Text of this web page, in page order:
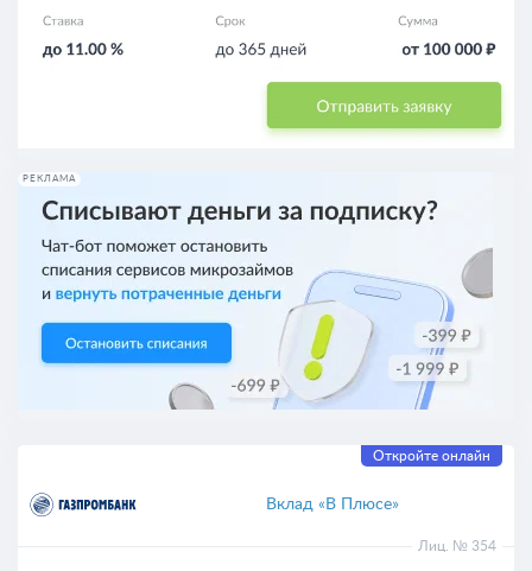
РЕКЛАМА
Откройте онлайн
Вклад «В Плюсе»
Лиц. № 354